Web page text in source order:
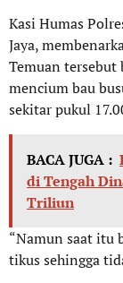
Kasi Humas
Jaya,
Temuan tersebut
mencium bau
sekitar pukul
BACA JUGA :
di Tengah
Triliun
“Namun saat itu
tikus sehingga